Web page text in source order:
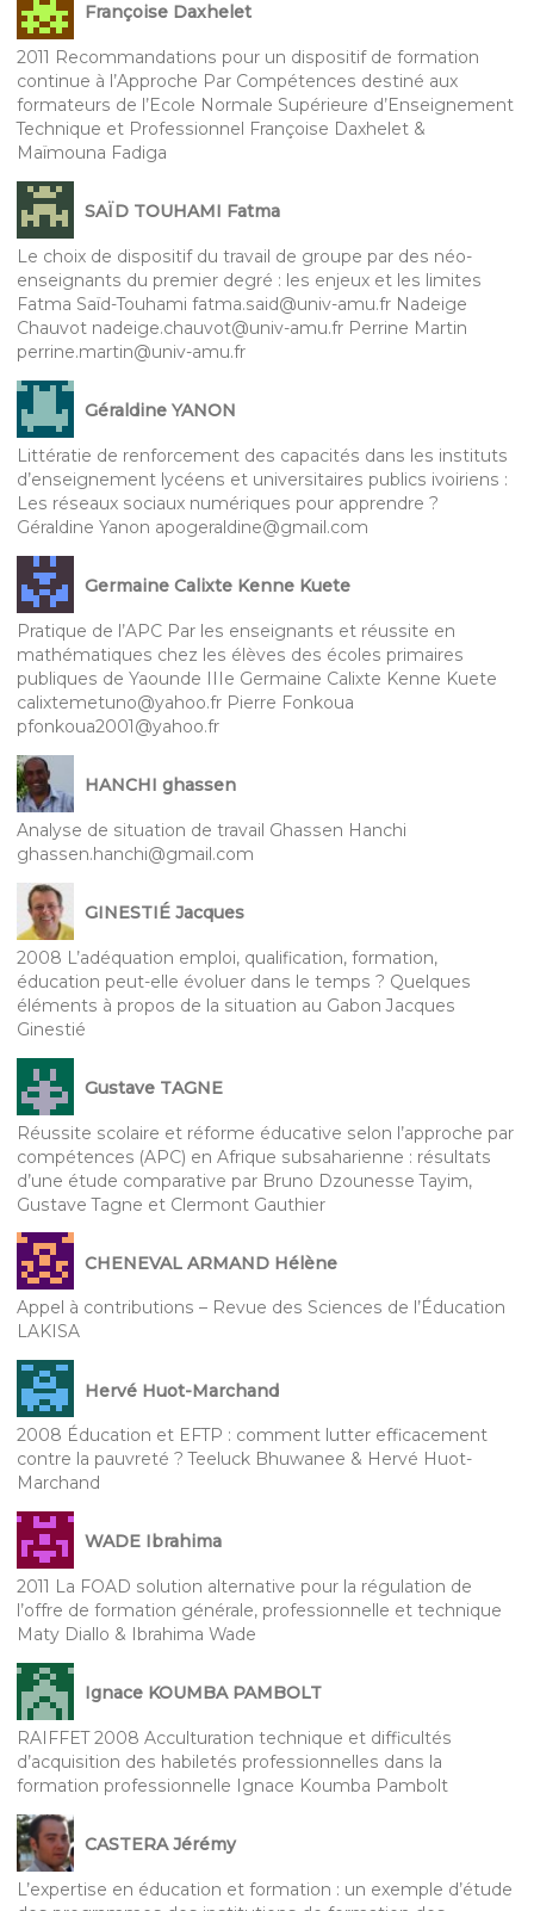
Françoise Daxhelet
2011 Recommandations pour un dispositif de formation
continue à l’Approche Par Compétences destiné aux
formateurs de l’Ecole Normale Supérieure d’Enseignement
Technique et Professionnel Françoise Daxhelet &
Maïmouna Fadiga
SAÏD TOUHAMI Fatma
Le choix de dispositif du travail de groupe par des néo-
enseignants du premier degré : les enjeux et les limites
Fatma Saïd-Touhami fatma.said@univ-amu.fr Nadeige
Chauvot nadeige.chauvot@univ-amu.fr Perrine Martin
perrine.martin@univ-amu.fr
Géraldine YANON
Littératie de renforcement des capacités dans les instituts
d’enseignement lycéens et universitaires publics ivoiriens :
Les réseaux sociaux numériques pour apprendre ?
Géraldine Yanon apogeraldine@gmail.com
Germaine Calixte Kenne Kuete
Pratique de l’APC Par les enseignants et réussite en
mathématiques chez les élèves des écoles primaires
publiques de Yaounde IIIe Germaine Calixte Kenne Kuete
calixtemetuno@yahoo.fr Pierre Fonkoua
pfonkoua2001@yahoo.fr
HANCHI ghassen
Analyse de situation de travail Ghassen Hanchi
ghassen.hanchi@gmail.com
GINESTIÉ Jacques
2008 L’adéquation emploi, qualification, formation,
éducation peut-elle évoluer dans le temps ? Quelques
éléments à propos de la situation au Gabon Jacques
Ginestié
Gustave TAGNE
Réussite scolaire et réforme éducative selon l’approche par
compétences (APC) en Afrique subsaharienne : résultats
d’une étude comparative par Bruno Dzounesse Tayim,
Gustave Tagne et Clermont Gauthier
CHENEVAL ARMAND Hélène
Appel à contributions – Revue des Sciences de l’Éducation
LAKISA
Hervé Huot-Marchand
2008 Éducation et EFTP : comment lutter efficacement
contre la pauvreté ? Teeluck Bhuwanee & Hervé Huot-
Marchand
WADE Ibrahima
2011 La FOAD solution alternative pour la régulation de
l’offre de formation générale, professionnelle et technique
Maty Diallo & Ibrahima Wade
Ignace KOUMBA PAMBOLT
RAIFFET 2008 Acculturation technique et difficultés
d’acquisition des habiletés professionnelles dans la
formation professionnelle Ignace Koumba Pambolt
CASTERA Jérémy
L’expertise en éducation et formation : un exemple d’étude